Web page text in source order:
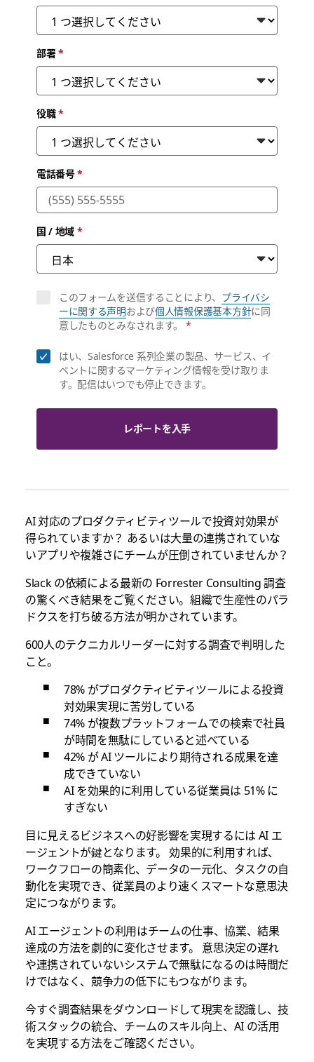
部署*
役職*
電話番号*
国 / 地域 *
このフォームを送信することにより、 プライバシ
ーに関する声明および個人情報保護基本方針に同
意したものとみなされます。
*
はい、Salesforce 系列企業の製品、サービス、イ
ベントに関するマーケティング情報を受け取りま
す。配信はいつでも停止できます。
レポートを入手
AI 対応のプロダクティビティツールで投資対効果が
得られていますか？ あるいは大量の連携されていな
いアプリや複雑さにチームが圧倒されていませんか？
Slack の依頼による最新の Forrester Consulting 調査
の驚くべき結果をご覧ください。組織で生産性のパラ
ドクスを打ち破る方法が明かされています。
600人のテクニカルリーダーに対する調査で判明した
こと。
78% がプロダクティビティツールによる投資
対効果実現に苦労している
74% が複数プラットフォームでの検索で社員
が時間を無駄にしていると述べている
42% が AI ツールにより期待される成果を達
成できていない
AI を効果的に利用している従業員は 51% に
すぎない
目に見えるビジネスへの好影響を実現するには AI エ
ージェントが鍵となります。 効果的に利用すれば、
ワークフローの簡素化、データの一元化、タスクの自
動化を実現でき、従業員のより速くスマートな意思決
定につながります。
AI エージェントの利用はチームの仕事、協業、結果
達成の方法を劇的に変化させます。 意思決定の遅れ
や連携されていないシステムで無駄になるのは時間だ
けではなく、競争力の低下にもつながります。
今すぐ調査結果をダウンロードして現実を認識し、技
術スタックの統合、チームのスキル向上、AI の活用
を実現する方法をご確認ください。